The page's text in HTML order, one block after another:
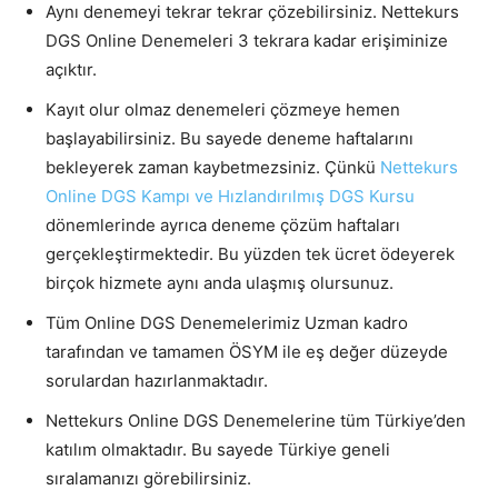
Aynı denemeyi tekrar tekrar çözebilirsiniz. Nettekurs
DGS Online Denemeleri 3 tekrara kadar erişiminize
açıktır.
Kayıt olur olmaz denemeleri çözmeye hemen
başlayabilirsiniz. Bu sayede deneme haftalarını
bekleyerek zaman kaybetmezsiniz. Çünkü Nettekurs
Online DGS Kampı ve Hızlandırılmış DGS Kursu
dönemlerinde ayrıca deneme çözüm haftaları
gerçekleştirmektedir. Bu yüzden tek ücret ödeyerek
birçok hizmete aynı anda ulaşmış olursunuz.
Tüm Online DGS Denemelerimiz Uzman kadro
tarafından ve tamamen ÖSYM ile eş değer düzeyde
sorulardan hazırlanmaktadır.
Nettekurs Online DGS Denemelerine tüm Türkiye’den
katılım olmaktadır. Bu sayede Türkiye geneli
sıralamanızı görebilirsiniz.